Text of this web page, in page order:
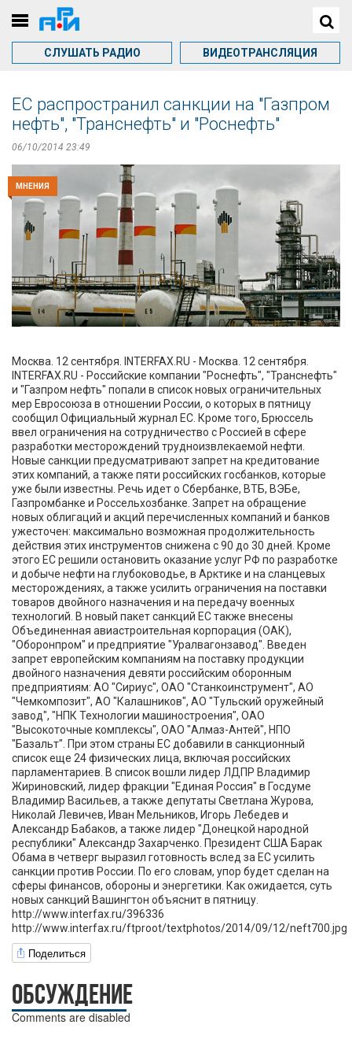
СЛУШАТЬ РАДИО ВИДЕОТРАНСЛЯЦИЯ
ЕС распространил санкции на "Газпром
нефть", "Транснефть" и "Роснефть"
06/10/2014 23:49
МНЕНИЯ
Москва. 12 сентября. INTERFAX.RU - Москва. 12 сентября.
INTERFAX.RU - Российские компании "Роснефть", "Транснефть"
и "Газпром нефть" попали в список новых ограничительных
мер Евросоюза в отношении России, о которых в пятницу
сообщил Официальный журнал ЕС. Кроме того, Брюссель
ввел ограничения на сотрудничество с Россией в сфере
разработки месторождений трудноизвлекаемой нефти.
Новые санкции предусматривают запрет на кредитование
этих компаний, а также пяти российских госбанков, которые
уже были известны. Речь идет о Сбербанке, ВТБ, ВЭБе,
Газпромбанке и Россельхозбанке. Запрет на обращение
новых облигаций и акций перечисленных компаний и банков
ужесточен: максимально возможная продолжительность
действия этих инструментов снижена с 90 до 30 дней. Кроме
этого ЕС решили остановить оказание услуг РФ по разработке
и добыче нефти на глубоководье, в Арктике и на сланцевых
месторождениях, а также усилить ограничения на поставки
товаров двойного назначения и на передачу военных
технологий. В новый пакет санкций ЕС также внесены
Объединенная авиастроительная корпорация (ОАК),
"Оборонпром" и предприятие "Уралвагонзавод". Введен
запрет европейским компаниям на поставку продукции
двойного назначения девяти российским оборонным
предприятиям: АО "Сириус", ОАО "Станкоинструмент", АО
"Чемкомпозит", АО "Калашников", АО "Тульский оружейный
завод", "НПК Технологии машиностроения", ОАО
"Высокоточные комплексы", ОАО "Алмаз-Антей", НПО
"Базальт". При этом страны ЕС добавили в санкционный
список еще 24 физических лица, включая российских
парламентариев. В список вошли лидер ЛДПР Владимир
Жириновский, лидер фракции "Единая Россия" в Госдуме
Владимир Васильев, а также депутаты Светлана Журова,
Николай Левичев, Иван Мельников, Игорь Лебедев и
Александр Бабаков, а также лидер "Донецкой народной
республики" Александр Захарченко. Президент США Барак
Обама в четверг выразил готовность вслед за ЕС усилить
санкции против России. По его словам, упор будет сделан на
сферы финансов, обороны и энергетики. Как ожидается, суть
новых санкций Вашингтон объяснит в пятницу.
http://www.interfax.ru/396336
http://www.interfax.ru/ftproot/textphotos/2014/09/12/neft700.jpg
Поделиться
ОБСУЖДЕНИЕ
Comments are disabled